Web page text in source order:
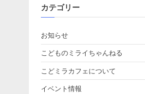
カテゴリー
お知らせ
こどものミライちゃんねる
こどミラカフェについて
イベント情報